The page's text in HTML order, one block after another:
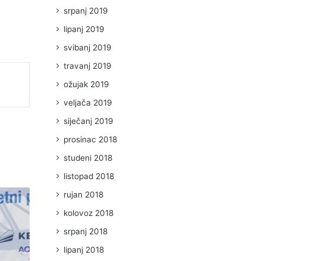
srpanj 2019
lipanj 2019
svibanj 2019
travanj 2019
ožujak 2019
veljača 2019
siječanj 2019
prosinac 2018
studeni 2018
listopad 2018
rujan 2018
kolovoz 2018
srpanj 2018
lipanj 2018